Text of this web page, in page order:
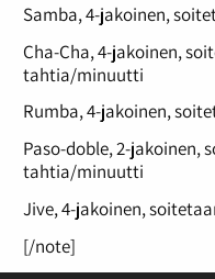
Samba, 4-jakoinen,
Cha-Cha, 4-jakoinen,
tahtia/minuutti
Rumba, 4-jakoinen,
Paso-doble, 2-jakoinen,
tahtia/minuutti
Jive, 4-jakoinen,
[/note]